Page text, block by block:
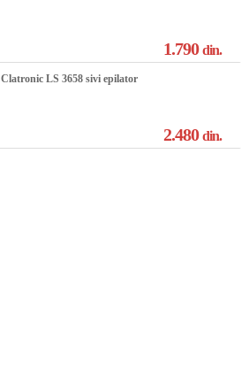
1.790din.
Clatronic LS 3658 sivi epilator
2.480din.